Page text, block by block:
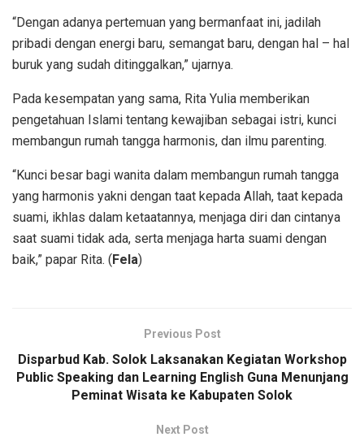
“Dengan adanya pertemuan yang bermanfaat ini, jadilah
pribadi dengan energi baru, semangat baru, dengan hal – hal
buruk yang sudah ditinggalkan,” ujarnya.
Pada kesempatan yang sama, Rita Yulia memberikan
pengetahuan Islami tentang kewajiban sebagai istri, kunci
membangun rumah tangga harmonis, dan ilmu parenting.
“Kunci besar bagi wanita dalam membangun rumah tangga
yang harmonis yakni dengan taat kepada Allah, taat kepada
suami, ikhlas dalam ketaatannya, menjaga diri dan cintanya
saat suami tidak ada, serta menjaga harta suami dengan
baik,” papar Rita. (Fela)
Previous Post
Disparbud Kab. Solok Laksanakan Kegiatan Workshop
Public Speaking dan Learning English Guna Menunjang
Peminat Wisata ke Kabupaten Solok
Next Post